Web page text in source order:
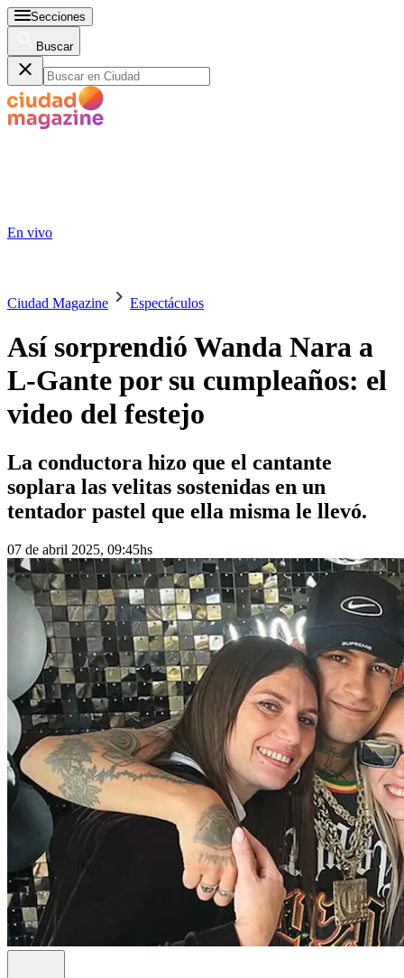
Secciones
Buscar
En vivo
Ciudad Magazine Espectáculos
Así sorprendió Wanda Nara a
L-Gante por su cumpleaños: el
video del festejo
La conductora hizo que el cantante
soplara las velitas sostenidas en un
tentador pastel que ella misma le llevó.
07 de abril 2025, 09:45hs